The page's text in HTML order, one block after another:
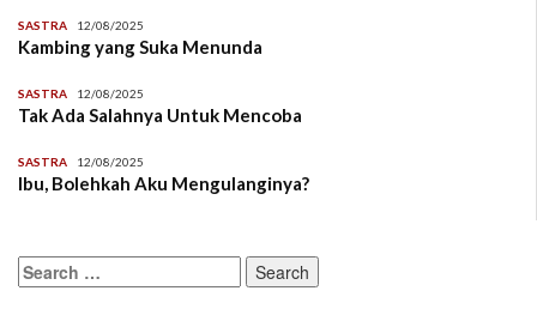
SASTRA 12/08/2025
Kambing yang Suka Menunda
SASTRA 12/08/2025
Tak Ada Salahnya Untuk Mencoba
SASTRA 12/08/2025
Ibu, Bolehkah Aku Mengulanginya?
Search
for: